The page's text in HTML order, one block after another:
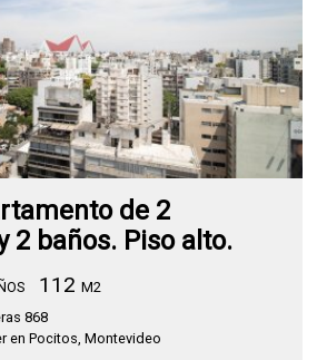
de 2
2 baños. Piso alto.
112 M2
868
en Pocitos, Montevideo